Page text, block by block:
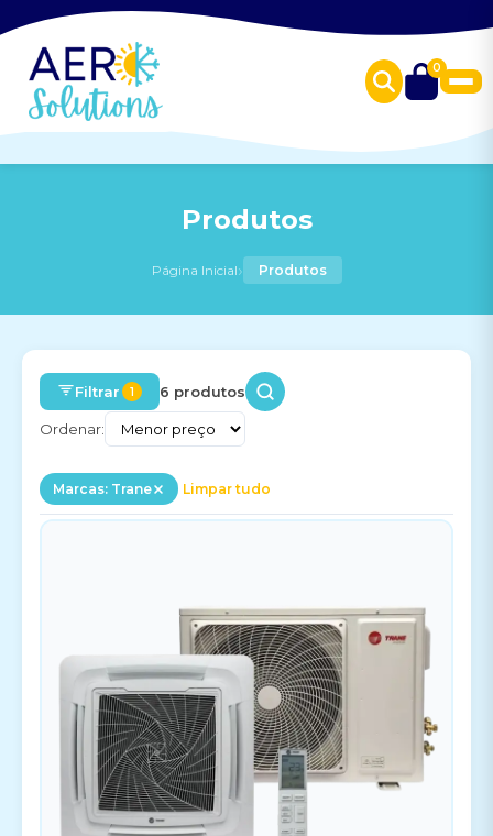
0
Produtos
Página Inicial› Produtos
Filtrar 1 6 produtos
Ordenar:
Marcas: Trane Limpar tudo